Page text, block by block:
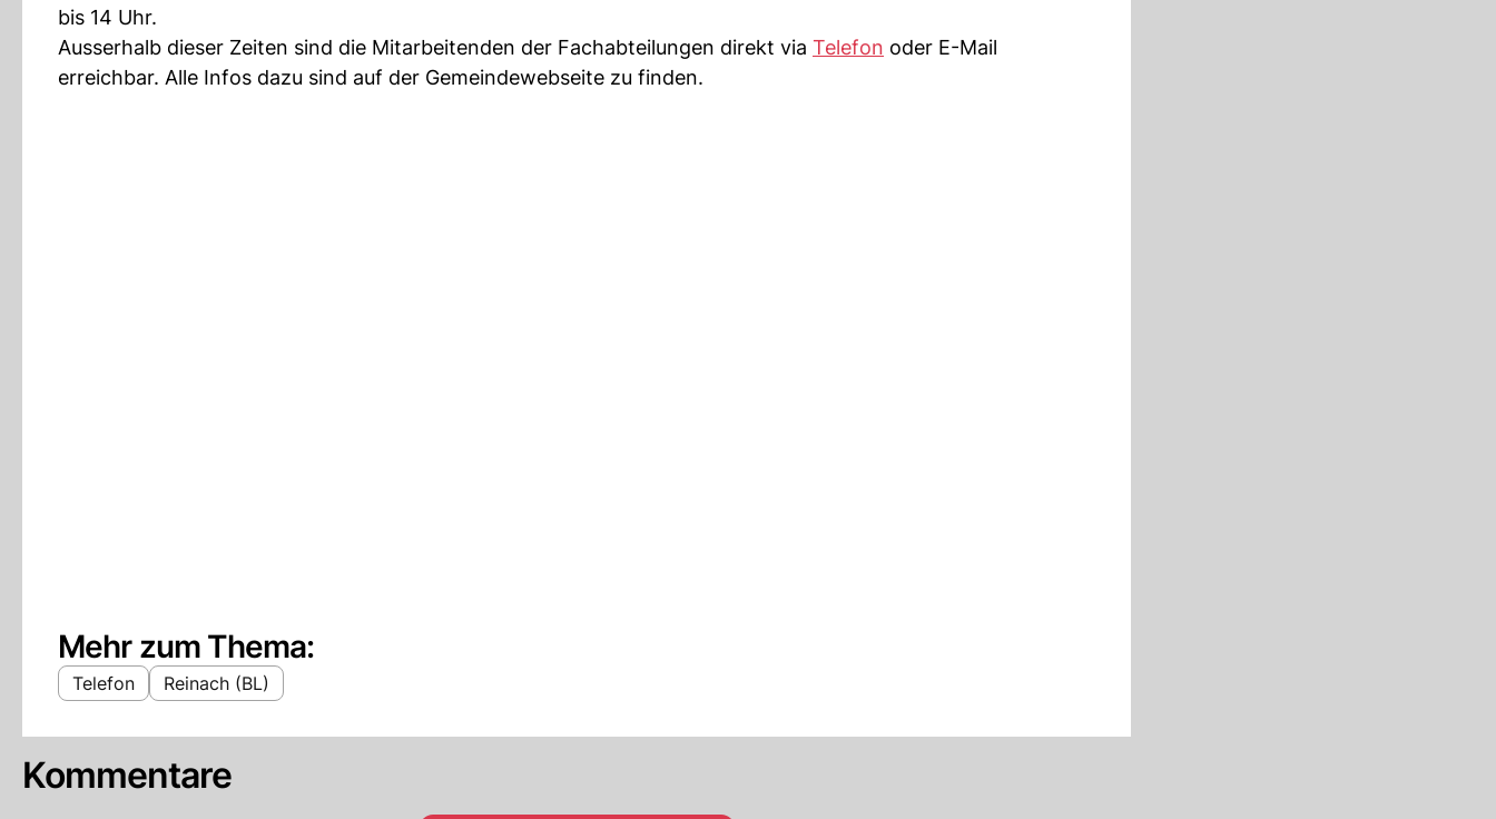
bis 14 Uhr.
Ausserhalb dieser Zeiten sind die Mitarbeitenden der Fachabteilungen direkt via Telefon oder E-Mail
erreichbar. Alle Infos dazu sind auf der Gemeindewebseite zu finden.
Mehr zum Thema:
Telefon Reinach (BL)
Kommentare